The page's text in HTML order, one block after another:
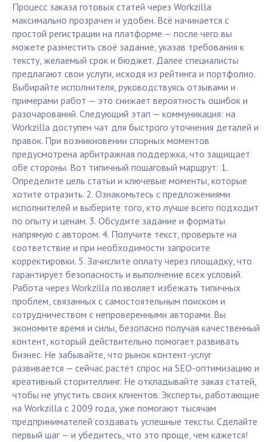
Процесс заказа готовых статей через Workzilla
максимально прозрачен и удобен. Всё начинается с
простой регистрации на платформе — после чего вы
можете разместить своё задание, указав требования к
тексту, желаемый срок и бюджет. Далее специалисты
предлагают свои услуги, исходя из рейтинга и портфолио.
Выбирайте исполнителя, руководствуясь отзывами и
примерами работ — это снижает вероятность ошибок и
разочарований. Следующий этап — коммуникация: на
Workzilla доступен чат для быстрого уточнения деталей и
правок. При возникновении спорных моментов
предусмотрена арбитражная поддержка, что защищает
обе стороны. Вот типичный пошаговый маршрут: 1.
Определите цель статьи и ключевые моменты, которые
хотите отразить. 2. Ознакомьтесь с предложениями
исполнителей и выберите того, кто лучше всего подходит
по опыту и ценам. 3. Обсудите задание и форматы
напрямую с автором. 4. Получите текст, проверьте на
соответствие и при необходимости запросите
корректировки. 5. Зачислите оплату через площадку, что
гарантирует безопасность и выполнение всех условий.
Работа через Workzilla позволяет избежать типичных
проблем, связанных с самостоятельным поиском и
сотрудничеством с непроверенными авторами. Вы
экономите время и силы, безопасно получая качественный
контент, который действительно помогает развивать
бизнес. Не забывайте, что рынок контент-услуг
развивается — сейчас растёт спрос на SEO-оптимизацию и
креативный сторителлинг. Не откладывайте заказ статей,
чтобы не упустить своих клиентов. Эксперты, работающие
на Workzilla с 2009 года, уже помогают тысячам
предпринимателей создавать успешные тексты. Сделайте
первый шаг — и убедитесь, что это проще, чем кажется!